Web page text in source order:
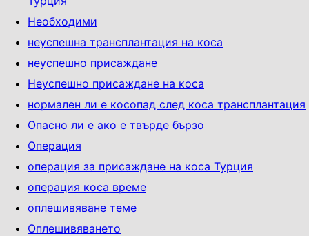
Необходими
неуспешна трансплантация на коса
неуспешно присаждане
Неуспешно присаждане на коса
нормален ли е косопад след коса трансплантация
Опасно ли е ако е твърде бързо
Операция
операция за присаждане на коса Турция
операция коса време
оплешивяване теме
Оплешивяването